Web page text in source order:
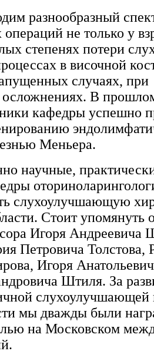
разнообразный
не только у
степенях потери
в височной
случаях, при
В
кафедры успешно
Меньера.
научные,
слухоулучшающую
Стоит упомянуть
Игоря Андреевича
Петровича Толстова,
Игоря
Штиля. За
мы дважды были
на Московском